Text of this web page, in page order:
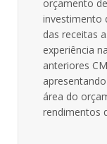
orçamento
investimento
das receitas
experiência
anteriores
área do
rendimentos